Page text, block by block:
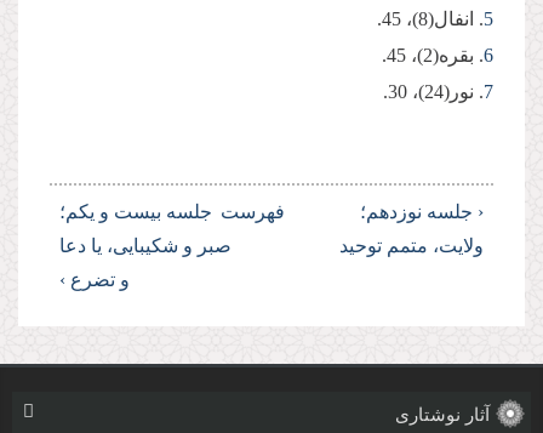
‌5‌. انفال(8)، 45.
‌6‌. بقره(2)، 45.
‌7‌. نور(24)، 30.
‹ جلسه نوزدهم؛
ولایت، متمم توحید
فهرست جلسه بیست و یكم؛
صبر و شكیبایی، یا دعا
و تضرع ›
آثار نوشتاری